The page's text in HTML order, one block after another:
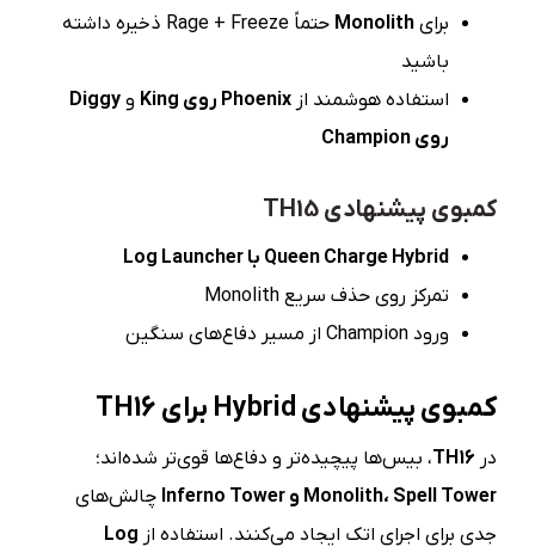
برایMonolith
حتماً Rage + Freeze ذخیره داشته
باشید
استفاده هوشمند ازPhoenix روی وDiggy
روی Champion
کمبوی پیشنهادی TH15
Queen Charge Hybrid با Log Launcher
تمرکز روی حذف سریع Monolith
ورود Champion از مسیر دفاع‌های سنگین
کمبوی پیشنهادی برای
در TH16، بیس‌ها پیچیده‌تر و دفاع‌ها قوی‌تر شده‌اند؛
Monolith، Spell Tower و Inferno Tower
چالش‌های
جدی برای اجرای اتک ایجاد می‌کنند. استفاده از Log